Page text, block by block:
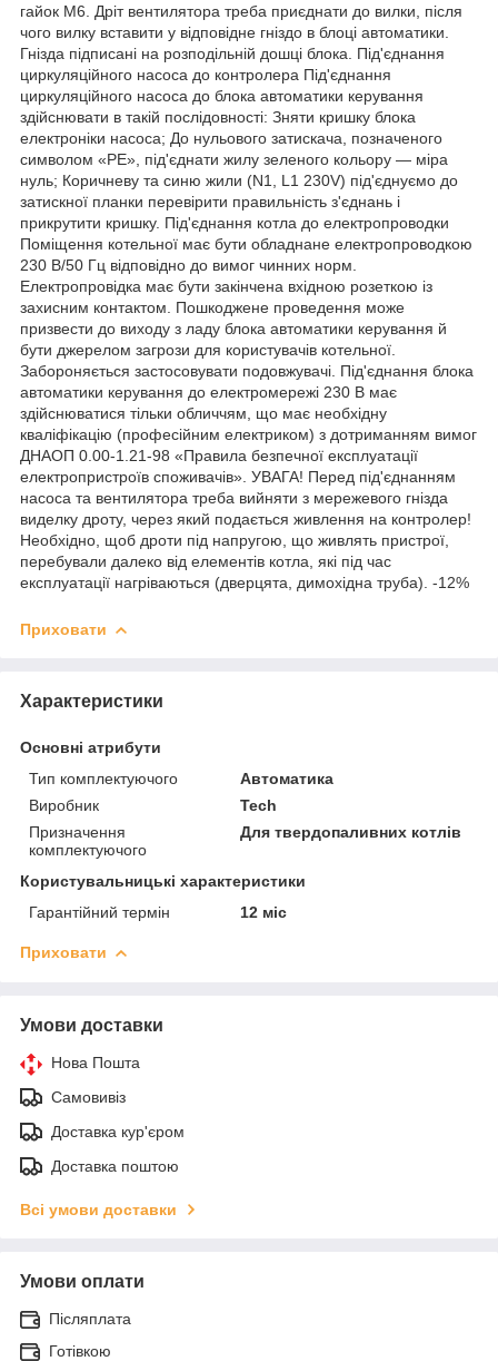
гайок М6. Дріт вентилятора треба приєднати до вилки, після
чого вилку вставити у відповідне гніздо в блоці автоматики.
Гнізда підписані на розподільній дошці блока. Під'єднання
циркуляційного насоса до контролера Під'єднання
циркуляційного насоса до блока автоматики керування
здійснювати в такій послідовності: Зняти кришку блока
електроніки насоса; До нульового затискача, позначеного
символом «РЕ», під'єднати жилу зеленого кольору — міра
нуль; Коричневу та синю жили (N1, L1 230V) під'єднуємо до
затискної планки перевірити правильність з'єднань і
прикрутити кришку. Під'єднання котла до електропроводки
Поміщення котельної має бути обладнане електропроводкою
230 В/50 Гц відповідно до вимог чинних норм.
Електропровідка має бути закінчена вхідною розеткою із
захисним контактом. Пошкоджене проведення може
призвести до виходу з ладу блока автоматики керування й
бути джерелом загрози для користувачів котельної.
Забороняється застосовувати подовжувачі. Під'єднання блока
автоматики керування до електромережі 230 В має
здійснюватися тільки обличчям, що має необхідну
кваліфікацію (професійним електриком) з дотриманням вимог
ДНАОП 0.00-1.21-98 «Правила безпечної експлуатації
електропристроїв споживачів». УВАГА! Перед під'єднанням
насоса та вентилятора треба вийняти з мережевого гнізда
виделку дроту, через який подається живлення на контролер!
Необхідно, щоб дроти під напругою, що живлять пристрої,
перебували далеко від елементів котла, які під час
експлуатації нагріваються (дверцята, димохідна труба). -12%
Приховати
Характеристики
Основні атрибути
Тип комплектуючого
Автоматика
Виробник
Tech
Призначення
комплектуючого
Для твердопаливних котлів
Користувальницькі характеристики
Гарантійний термін
12 міс
Приховати
Умови доставки
Нова Пошта
Самовивіз
Доставка кур'єром
Доставка поштою
Всі умови доставки
Умови оплати
Післяплата
Готівкою